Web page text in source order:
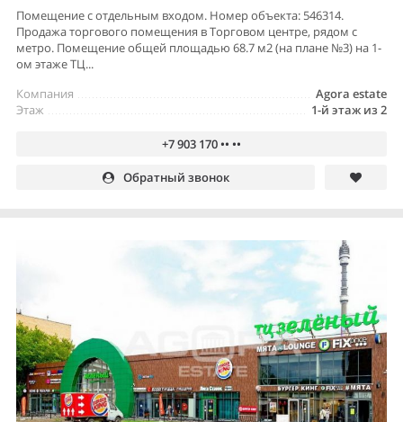
Помещение с отдельным входом. Номер объекта: 546314.
Продажа торгового помещения в Торговом центре, рядом с
метро. Помещение общей площадью 68.7 м2 (на плане №3) на 1-
ом этаже ТЦ...
Agora estate
Компания
1-й этаж из 2
Этаж
+7 903 170 •• ••
Обратный звонок